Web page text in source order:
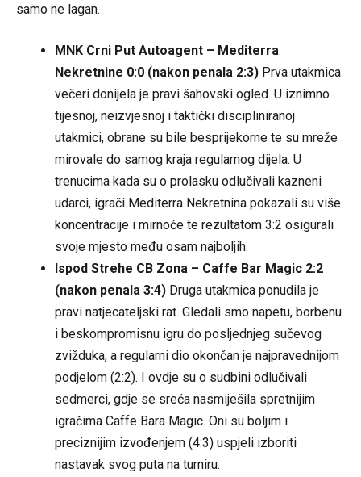
samo ne lagan.
MNK Crni Put Autoagent – Mediterra
Nekretnine 0:0 (nakon penala 2:3) Prva utakmica
večeri donijela je pravi šahovski ogled. U iznimno
tijesnoj, neizvjesnoj i taktički discipliniranoj
utakmici, obrane su bile besprijekorne te su mreže
mirovale do samog kraja regularnog dijela. U
trenucima kada su o prolasku odlučivali kazneni
udarci, igrači Mediterra Nekretnina pokazali su više
koncentracije i mirnoće te rezultatom 3:2 osigurali
svoje mjesto među osam najboljih.
Ispod Strehe CB Zona – Caffe Bar Magic 2:2
(nakon penala 3:4) Druga utakmica ponudila je
pravi natjecateljski rat. Gledali smo napetu, borbenu
i beskompromisnu igru do posljednjeg sučevog
zvižduka, a regularni dio okončan je najpravednijom
podjelom (2:2). I ovdje su o sudbini odlučivali
sedmerci, gdje se sreća nasmiješila spretnijim
igračima Caffe Bara Magic. Oni su boljim i
preciznijim izvođenjem (4:3) uspjeli izboriti
nastavak svog puta na turniru.